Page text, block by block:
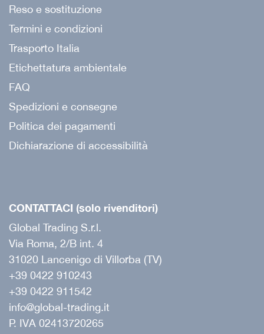
Reso e sostituzione
Termini e condizioni
Trasporto Italia
Etichettatura ambientale
FAQ
Spedizioni e consegne
Politica dei pagamenti
Dichiarazione di accessibilità
CONTATTACI (solo rivenditori)
Global Trading S.r.l.
Via Roma, 2/B int. 4
31020 Lancenigo di Villorba (TV)
+39 0422 910243
+39 0422 911542
info@global-trading.it
P. IVA 02413720265